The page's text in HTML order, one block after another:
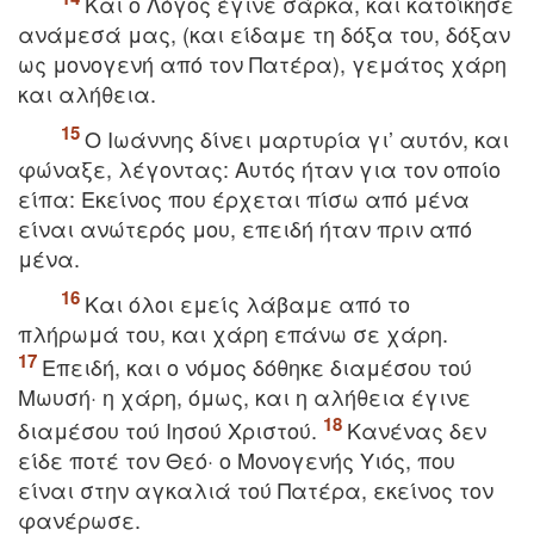
ανάμεσά μας, (και είδαμε τη δόξα του, δόξαν
ως μονογενή από τον Πατέρα), γεμάτος χάρη
και αλήθεια.
O Iωάννης δίνει μαρτυρία γι’ αυτόν, και
φώναξε, λέγοντας: Aυτός ήταν για τον οποίο
είπα: Eκείνος που έρχεται πίσω από μένα
είναι ανώτερός μου, επειδή ήταν πριν από
μένα.
Kαι όλοι εμείς λάβαμε από το
πλήρωμά του, και χάρη επάνω σε χάρη.
Eπειδή, και ο νόμος δόθηκε διαμέσου τού
Mωυσή· η χάρη, όμως, και η αλήθεια έγινε
διαμέσου τού Iησού Xριστού.
Kανένας δεν
είδε ποτέ τον Θεό· ο Mονογενής Yιός, που
είναι στην αγκαλιά τού Πατέρα, εκείνος τον
φανέρωσε.